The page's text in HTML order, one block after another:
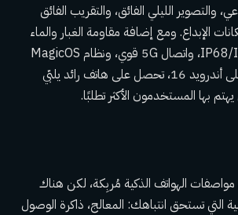
والتصوير الليلي الفائق، والتقريب الفائق
الإبداع. ومع إضافة مقاومة الغبار والماء
بمعايير IP68/IP69/IP69K، واتصال 5G قوي، ونظام MagicOS
10 المحدَّث المبني على أندرويد 16، تحصل على هاتف رائد يلبّي
بها المستخدمون الأكثر تطلبًا.
الهواتف الذكية مُربِكة، لكن هناك
التي تستحق انتباهك: المعالج، ذاكرة الوصول